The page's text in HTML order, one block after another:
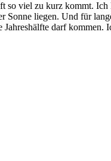
so viel zu kurz kommt. Ich
liegen. Und für
darf kommen.